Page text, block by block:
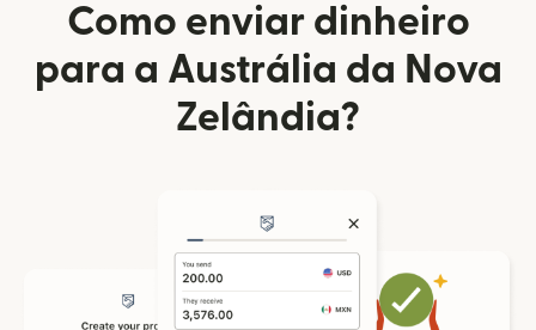
Como enviar dinheiro
para a Austrália da Nova
Zelândia?